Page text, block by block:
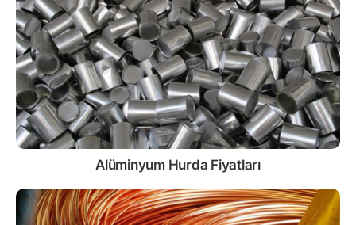
Alüminyum Hurda Fiyatları